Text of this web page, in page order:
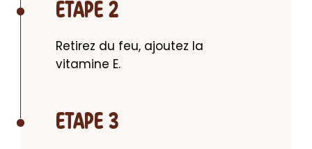
ETAPE 2
Retirez du feu, ajoutez la
vitamine E.
ETAPE 3